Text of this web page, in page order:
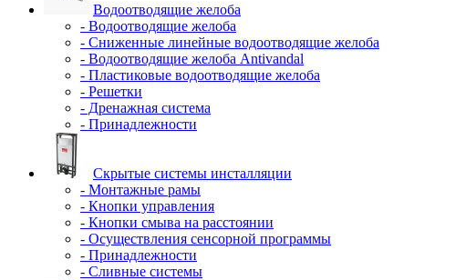
Водоотводящие желоба
- Водоотводящие желоба
- Сниженные линейные водоотводящие желоба
- Водоотводящие желоба Antivandal
- Пластиковые водоотводящие желоба
- Решетки
- Дренажная система
- Принадлежности
Скрытые системы инсталляции
- Монтажные рамы
- Кнопки управления
- Кнопки смыва на расстоянии
- Осуществления сенсорной программы
- Принадлежности
- Сливные системы